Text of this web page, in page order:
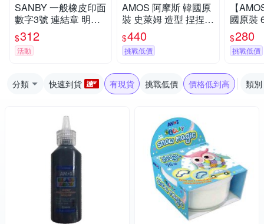
SANBY 一般橡皮印面
數字3號 連結章 明朝
體 /組 EN-S3
$312
活動
AMOS 阿摩斯 韓國原
裝 史萊姆 造型 捏捏球
三角藍 / 組 IS120P2-
BL
$440
挑戰低價
【
國原裝 6色 動物 主題
吊飾
$280
挑戰低價
分類 快速到貨 有現貨 挑戰低價 價格低到高 類別